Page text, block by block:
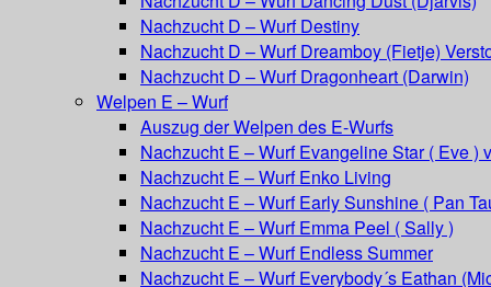
Nachzucht D – Wurf Destiny
Nachzucht D – Wurf Dreamboy (Fietje)
Nachzucht D – Wurf Dragonheart (Darwin)
Welpen E – Wurf
Auszug der Welpen des E-Wurfs
Nachzucht E – Wurf Evangeline Star ( Eve )
Nachzucht E – Wurf Enko Living
Nachzucht E – Wurf Early Sunshine ( Pan
Nachzucht E – Wurf Emma Peel ( Sally )
Nachzucht E – Wurf Endless Summer
Nachzucht E – Wurf Everybody´s Eathan